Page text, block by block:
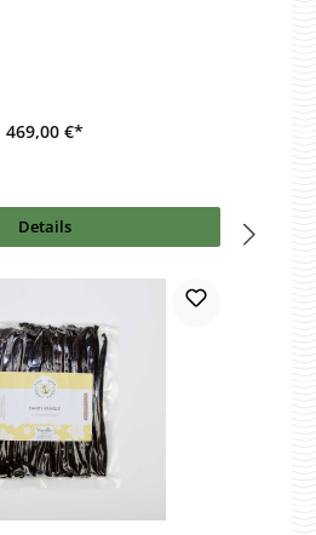
469,00 €*
Details